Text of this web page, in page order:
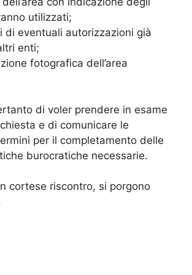
utilizzati;
di eventuali autorizzazioni già
enti;
fotografica dell’area
di voler prendere in esame
e di comunicare le
per il completamento delle
burocratiche necessarie.
cortese riscontro, si porgono